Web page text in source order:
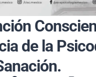
de la